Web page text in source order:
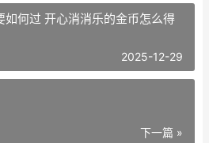
何过 开心消消乐的金币怎么得
2025-12-29
下一篇 »